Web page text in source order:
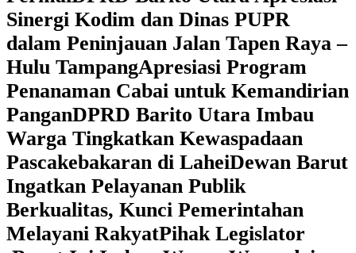
Sinergi Kodim dan Dinas PUPR
dalam Peninjauan Jalan Tapen Raya –
Hulu TampangApresiasi Program
Penanaman Cabai untuk Kemandirian
PanganDPRD Barito Utara Imbau
Warga Tingkatkan Kewaspadaan
Pascakebakaran di LaheiDewan Barut
Ingatkan Pelayanan Publik
Berkualitas, Kunci Pemerintahan
Melayani RakyatPihak Legislator